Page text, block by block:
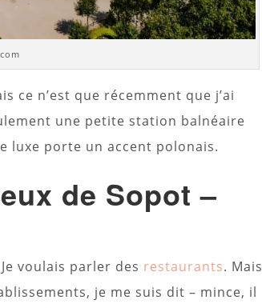
ce n’est que récemment que j’ai
une petite station balnéaire
luxe porte un accent polonais.
de Sopot –
voulais parler des restaurants. Mais
je me suis dit – mince, il